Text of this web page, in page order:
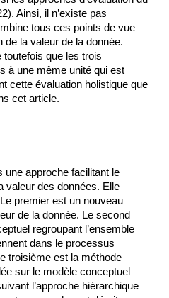
Ainsi, il n’existe pas
tous ces points de vue
de la valeur de la donnée.
que les trois
à une même unité qui est
cette évaluation holistique que
cet article.
une approche facilitant le
valeur des données. Elle
premier est un nouveau
de la donnée. Le second
regroupant l’ensemble
dans le processus
troisième est la méthode
sur le modèle conceptuel
l’approche hiérarchique